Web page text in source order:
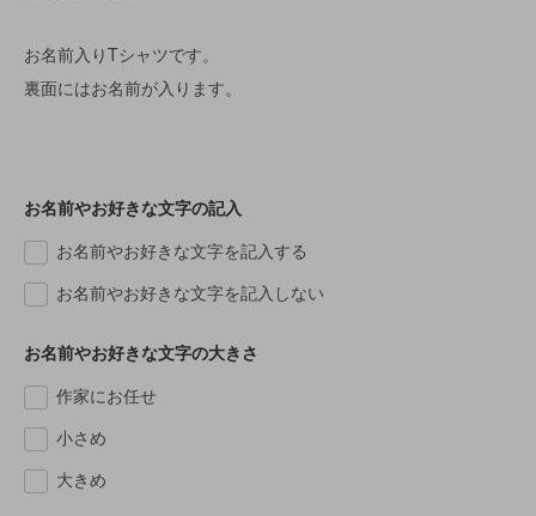
お名前入りTシャツです。
裏面にはお名前が入ります。
お名前やお好きな文字の記入
お名前やお好きな文字を記入する
お名前やお好きな文字を記入しない
お名前やお好きな文字の大きさ
作家にお任せ
小さめ
大きめ